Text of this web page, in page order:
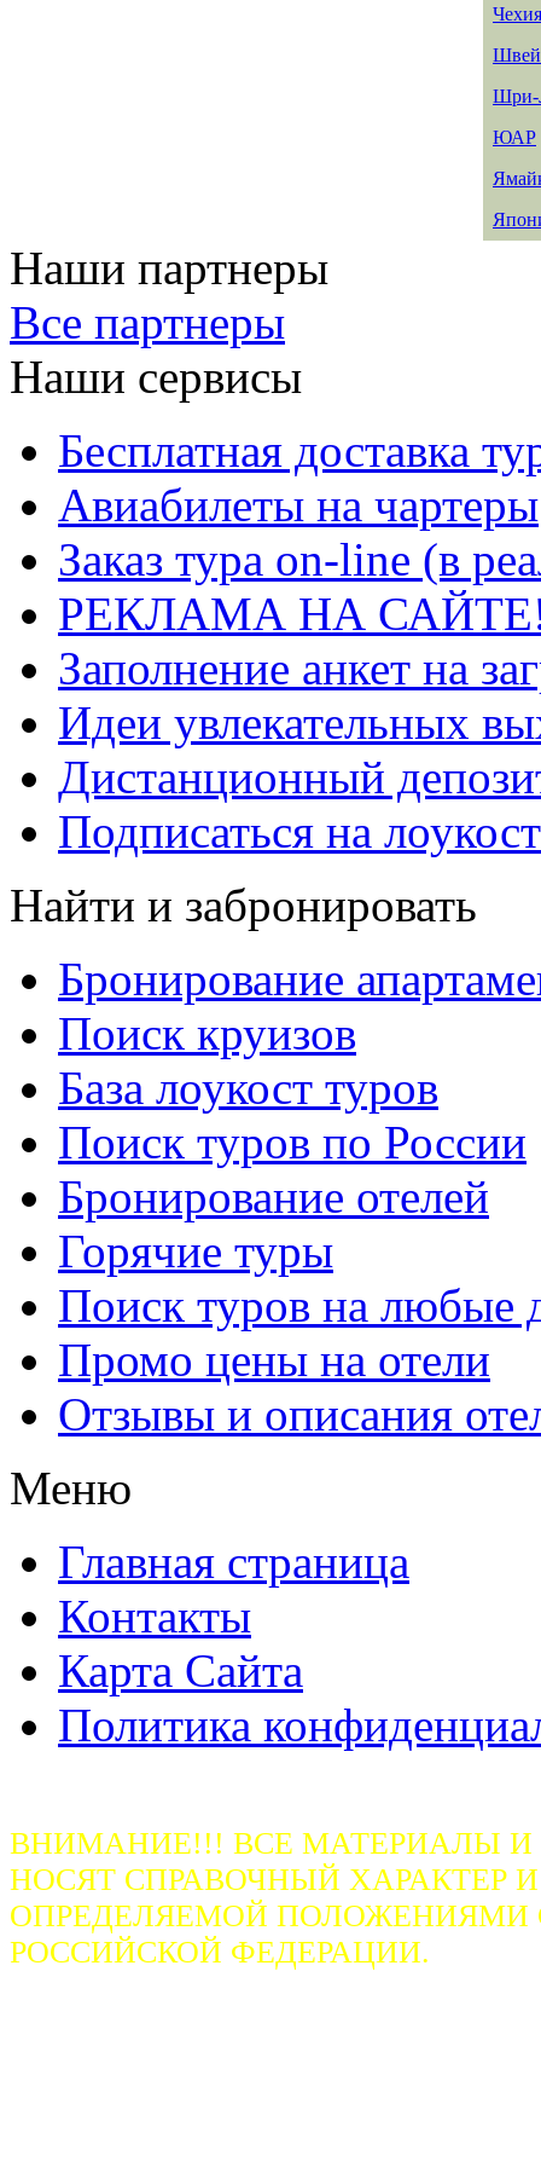
Чехия
Шри-
ЮАР
Наши партнеры
Все партнеры
Наши сервисы
Бесплатная доставка
Авиабилеты на чартеры
Заказ тура on-line (в
РЕКЛАМА НА
Заполнение анкет на
Идеи увлекательных
Дистанционный
Подписаться на
Найти и забронировать
Бронирование
Поиск круизов
База лоукост туров
Поиск туров по России
Бронирование отелей
Горячие туры
Поиск туров на любые
Промо цены на отели
Отзывы и описания
Меню
Главная страница
Контакты
Карта Сайта
Политика
ВНИМАНИЕ!!! ВСЕ МАТЕРИАЛЫ
НОСЯТ СПРАВОЧНЫЙ ХАРАКТЕР
ОПРЕДЕЛЯЕМОЙ ПОЛОЖЕНИЯМИ
РОССИЙСКОЙ ФЕДЕРАЦИИ.